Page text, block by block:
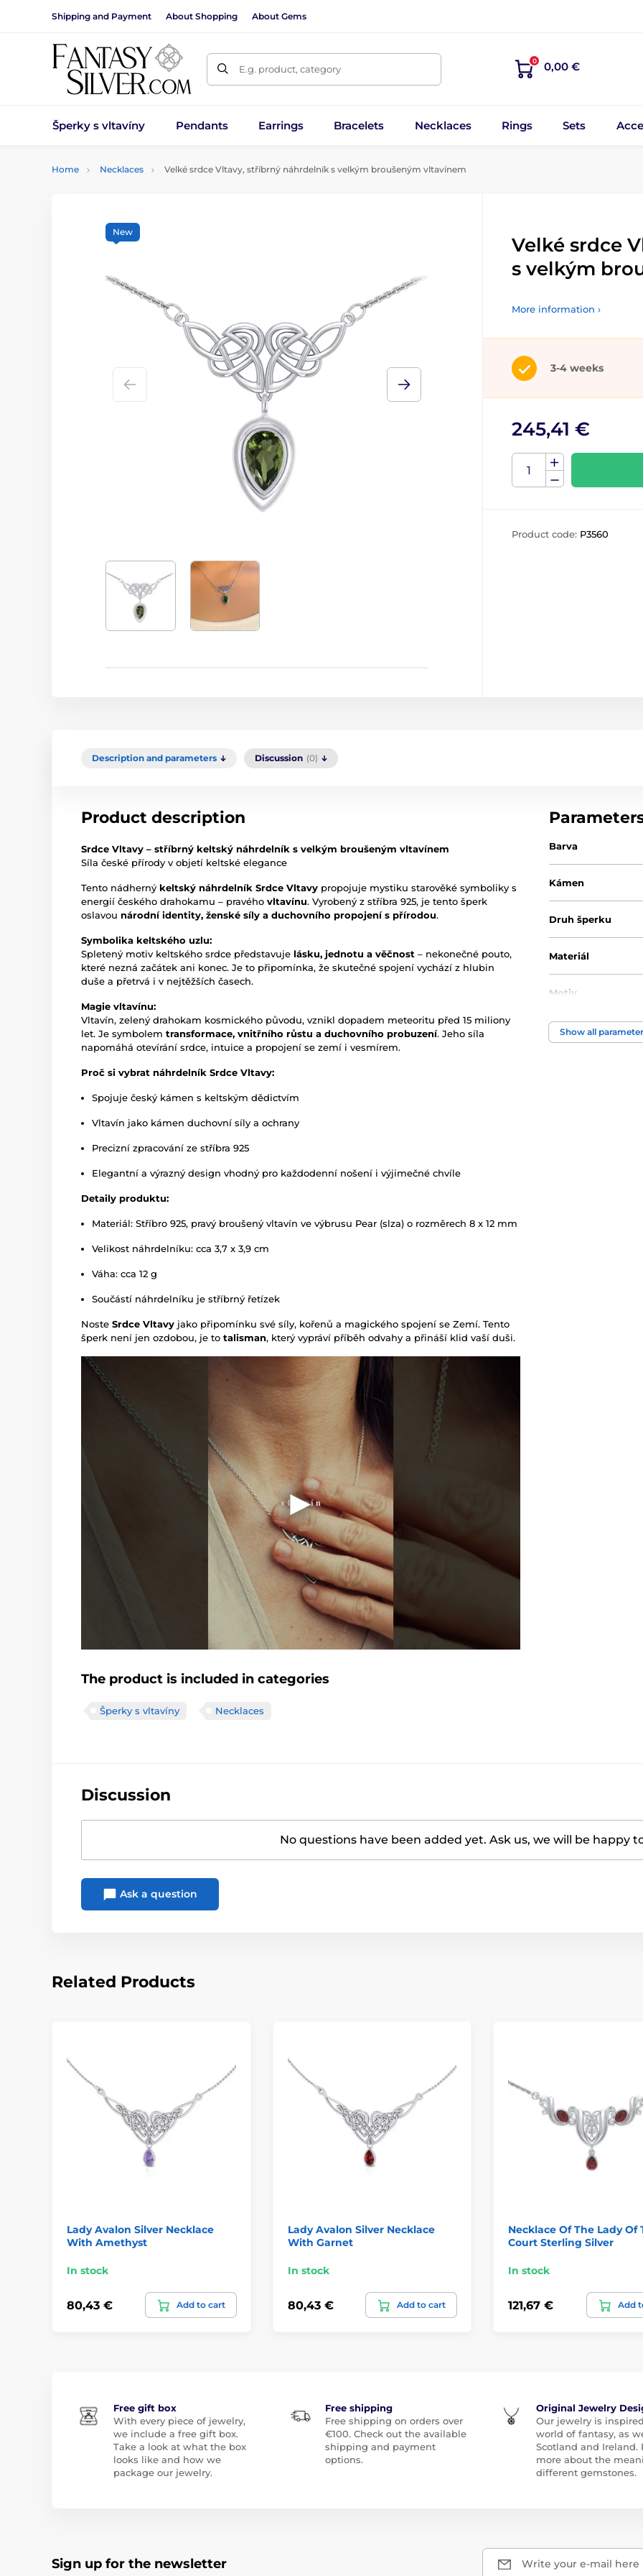
Shipping and Payment About Shopping About Gems
E.g. product, category
0 0,00 €
Šperky s vltavíny Pendants Earrings Bracelets Necklaces Rings Sets
Home Necklaces Velké srdce Vltavy, stříbrný náhrdelník s velkým broušeným vltavínem
New
Velké srdce
s velkým
More information ›
3-4 weeks
245,41 €
Product code: P3560
Description and parameters Discussion (0)
Product description
Srdce Vltavy – stříbrný keltský náhrdelník s velkým broušeným vltavínem
Síla české přírody v objetí keltské elegance
Tento nádherný keltský náhrdelník Srdce Vltavy propojuje mystiku starověké symboliky s
energií českého drahokamu – pravého vltavínu. Vyrobený z stříbra 925, je tento šperk
oslavou národní identity, ženské síly a duchovního propojení s přírodou.
Symbolika keltského uzlu:
Spletený motiv keltského srdce představuje lásku, jednotu a věčnost – nekonečné pouto,
které nezná začátek ani konec. Je to připomínka, že skutečné spojení vychází z hlubin
duše a přetrvá i v nejtěžších časech.
Magie vltavínu:
Vltavín, zelený drahokam kosmického původu, vznikl dopadem meteoritu před 15 miliony
let. Je symbolem transformace, vnitřního růstu a duchovního probuzení. Jeho síla
napomáhá otevírání srdce, intuice a propojení se zemí i vesmírem.
Proč si vybrat náhrdelník Srdce Vltavy:
Spojuje český kámen s keltským dědictvím
Vltavín jako kámen duchovní síly a ochrany
Precizní zpracování ze stříbra 925
Elegantní a výrazný design vhodný pro každodenní nošení i výjimečné chvíle
Detaily produktu:
Materiál: Stříbro 925, pravý broušený vltavín ve výbrusu Pear (slza) o rozměrech 8 x 12 mm
Velikost náhrdelníku: cca 3,7 x 3,9 cm
Váha: cca 12 g
Součástí náhrdelníku je stříbrný řetízek
Noste Srdce Vltavy jako připomínku své síly, kořenů a magického spojení se Zemí. Tento
šperk není jen ozdobou, je to talisman, který vypráví příběh odvahy a přináší klid vaší duši.
The product is included in categories
Šperky s vltavíny Necklaces
Barva
Kámen
Druh šperku
Materiál
Motiv
Show all
Discussion
No questions have been added yet. Ask us, we will be happy
Ask a question
Related Products
Lady Avalon Silver Necklace
With Amethyst
In stock
80,43 € Add to cart
Lady Avalon Silver Necklace
With Garnet
In stock
80,43 € Add to cart
Necklace Of The Lady Of
Court Sterling Silver
In stock
121,67 € Add
Free gift box
With every piece of jewelry,
we include a free gift box.
Take a look at what the box
looks like and how we
package our jewelry.
Free shipping
Free shipping on orders over
€100. Check out the available
shipping and payment
options.
Original Jewelry
Our jewelry is
world of fantasy, as
Scotland and Ireland.
more about the
different gemstones.
Sign up for the newsletter Write your e-mail here